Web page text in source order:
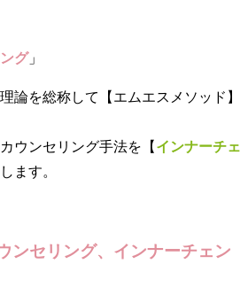
グ」
論を総称して【エムエスメソッド】
ウンセリング手法を【 インナーチェ
ます。
ンセリング、インナーチェン